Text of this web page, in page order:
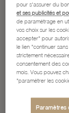
pour s'assurer du
et ses publicités et
de paramétrage en
vos choix sur les
accepter" pour
le lien "continuer
strictement
consentement des
mois. Vous pouvez
"paramétrer les
Paramètres